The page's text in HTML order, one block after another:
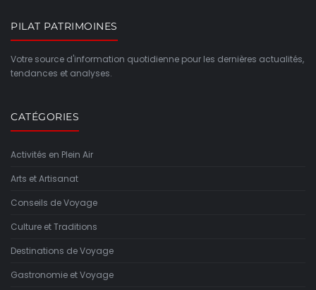
PILAT PATRIMOINES
Votre source d'information quotidienne pour les dernières actualités,
tendances et analyses.
CATÉGORIES
Activités en Plein Air
Arts et Artisanat
Conseils de Voyage
Culture et Traditions
Destinations de Voyage
Gastronomie et Voyage